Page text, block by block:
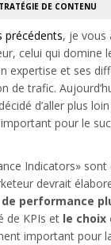
DE CONTENU
précédents, je vous
celui qui domine
expertise et ses
de trafic.
d’aller plus
pour le
Indicators» sont
devrait
performance
de KPIs et le choix
important pour